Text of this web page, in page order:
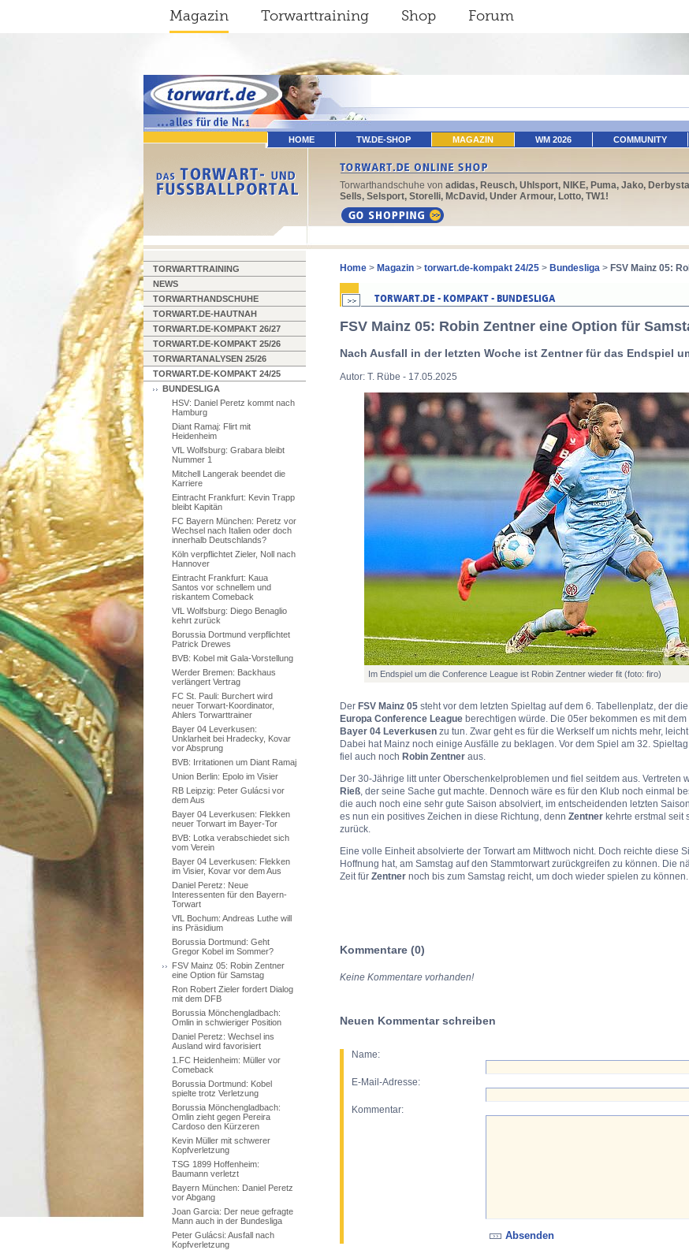
Magazin Torwarttraining Shop Forum
HOME TW.DE-SHOP MAGAZIN WM 2026 COMMUNITY
Torwarthandschuhe von adidas, Reusch, Uhlsport, NIKE, Puma, Jako,
Sells, Selsport, Storelli, McDavid, Under Armour, Lotto, TW1!
TORWARTTRAINING
NEWS
TORWARTHANDSCHUHE
TORWART.DE-HAUTNAH
TORWART.DE-KOMPAKT 26/27
TORWART.DE-KOMPAKT 25/26
TORWARTANALYSEN 25/26
TORWART.DE-KOMPAKT 24/25
BUNDESLIGA
HSV: Daniel Peretz kommt nach
Hamburg
Diant Ramaj: Flirt mit
Heidenheim
VfL Wolfsburg: Grabara bleibt
Nummer 1
Mitchell Langerak beendet die
Karriere
Eintracht Frankfurt: Kevin Trapp
bleibt Kapitän
FC Bayern München: Peretz vor
Wechsel nach Italien oder doch
innerhalb Deutschlands?
Köln verpflichtet Zieler, Noll nach
Hannover
Eintracht Frankfurt: Kaua
Santos vor schnellem und
riskantem Comeback
VfL Wolfsburg: Diego Benaglio
kehrt zurück
Borussia Dortmund verpflichtet
Patrick Drewes
BVB: Kobel mit Gala-Vorstellung
Werder Bremen: Backhaus
verlängert Vertrag
FC St. Pauli: Burchert wird
neuer Torwart-Koordinator,
Ahlers Torwarttrainer
Bayer 04 Leverkusen:
Unklarheit bei Hradecky, Kovar
vor Absprung
BVB: Irritationen um Diant Ramaj
Union Berlin: Epolo im Visier
RB Leipzig: Peter Gulácsi vor
dem Aus
Bayer 04 Leverkusen: Flekken
neuer Torwart im Bayer-Tor
BVB: Lotka verabschiedet sich
vom Verein
Bayer 04 Leverkusen: Flekken
im Visier, Kovar vor dem Aus
Daniel Peretz: Neue
Interessenten für den Bayern-
Torwart
VfL Bochum: Andreas Luthe will
ins Präsidium
Borussia Dortmund: Geht
Gregor Kobel im Sommer?
FSV Mainz 05: Robin Zentner
eine Option für Samstag
Ron Robert Zieler fordert Dialog
mit dem DFB
Borussia Mönchengladbach:
Omlin in schwieriger Position
Daniel Peretz: Wechsel ins
Ausland wird favorisiert
1.FC Heidenheim: Müller vor
Comeback
Borussia Dortmund: Kobel
spielte trotz Verletzung
Borussia Mönchengladbach:
Omlin zieht gegen Pereira
Cardoso den Kürzeren
Kevin Müller mit schwerer
Kopfverletzung
TSG 1899 Hoffenheim:
Baumann verletzt
Bayern München: Daniel Peretz
vor Abgang
Joan Garcia: Der neue gefragte
Mann auch in der Bundesliga
Peter Gulácsi: Ausfall nach
Kopfverletzung
Home > Magazin > torwart.de-kompakt 24/25 > Bundesliga > FSV Mainz 05:
FSV Mainz 05: Robin Zentner eine Option für
Nach Ausfall in der letzten Woche ist Zentner für das Endspiel
Autor: T. Rübe - 17.05.2025
Im Endspiel um die Conference League ist Robin Zentner wieder fit (foto: firo)
Der FSV Mainz 05 steht vor dem letzten Spieltag auf dem 6. Tabellenplatz, der
Europa Conference League berechtigen würde. Die 05er bekommen es mit
Bayer 04 Leverkusen zu tun. Zwar geht es für die Werkself um nichts mehr,
Dabei hat Mainz noch einige Ausfälle zu beklagen. Vor dem Spiel am 32.
fiel auch noch Robin Zentner aus.
Der 30-Jährige litt unter Oberschenkelproblemen und fiel seitdem aus. Vertreten
Rieß, der seine Sache gut machte. Dennoch wäre es für den Klub noch einmal
die auch noch eine sehr gute Saison absolviert, im entscheidenden letzten
es nun ein positives Zeichen in diese Richtung, denn Zentner kehrte erstmal seit
zurück.
Eine volle Einheit absolvierte der Torwart am Mittwoch nicht. Doch reichte diese
Hoffnung hat, am Samstag auf den Stammtorwart zurückgreifen zu können. Die
Zeit für Zentner noch bis zum Samstag reicht, um doch wieder spielen zu können.
Kommentare (0)
Keine Kommentare vorhanden!
Neuen Kommentar schreiben
Name:
E-Mail-Adresse:
Kommentar: